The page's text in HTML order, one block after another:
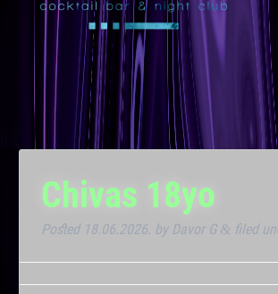
Chivas 18yo
Posted 18.06.2026. by Davor G & filed